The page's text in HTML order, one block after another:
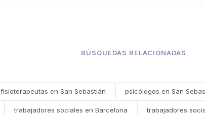
BÚSQUEDAS RELACIONADAS
fisioterapeutas en San Sebastián psicólogos en San
trabajadores sociales en Barcelona trabajadores